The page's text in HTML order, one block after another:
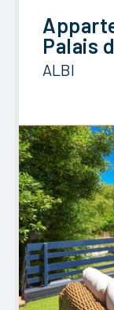
Palais
ALBI